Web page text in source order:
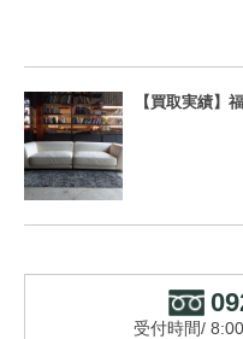
【買取実績】
受付時間/